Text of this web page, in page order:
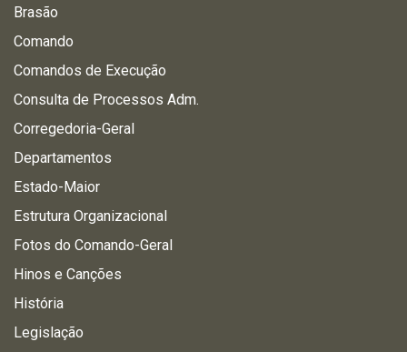
Brasão
Comando
Comandos de Execução
Consulta de Processos Adm.
Corregedoria-Geral
Departamentos
Estado-Maior
Estrutura Organizacional
Fotos do Comando-Geral
Hinos e Canções
História
Legislação